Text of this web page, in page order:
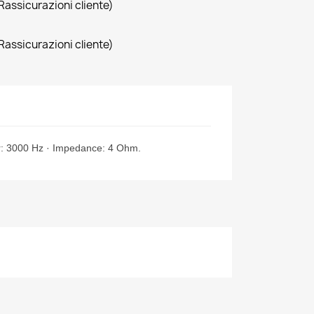
cliente)
cliente)
Hz · Impedance: 4 Ohm.